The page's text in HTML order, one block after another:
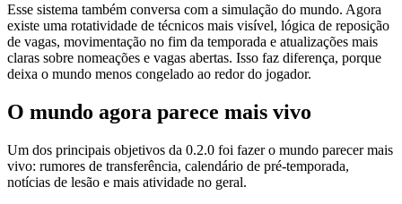
Esse sistema também conversa com a simulação do mundo. Agora
existe uma rotatividade de técnicos mais visível, lógica de reposição
de vagas, movimentação no fim da temporada e atualizações mais
claras sobre nomeações e vagas abertas. Isso faz diferença, porque
deixa o mundo menos congelado ao redor do jogador.
O mundo agora parece mais vivo
Um dos principais objetivos da 0.2.0 foi fazer o mundo parecer mais
vivo: rumores de transferência, calendário de pré-temporada,
notícias de lesão e mais atividade no geral.